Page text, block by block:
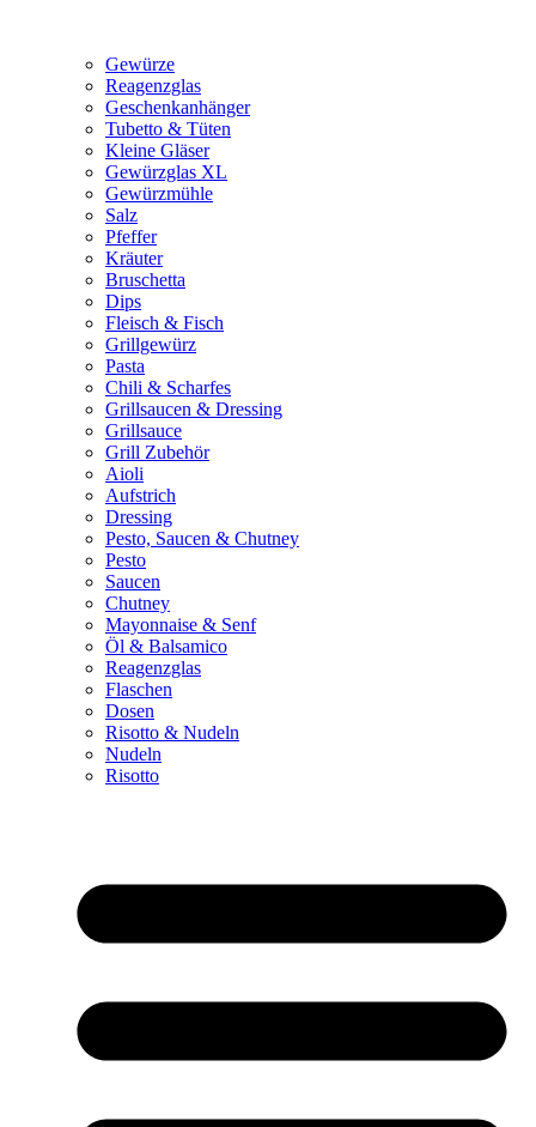
Gewürze
Reagenzglas
Geschenkanhänger
Tubetto & Tüten
Kleine Gläser
Gewürzglas XL
Gewürzmühle
Salz
Pfeffer
Kräuter
Bruschetta
Dips
Fleisch & Fisch
Grillgewürz
Pasta
Chili & Scharfes
Grillsaucen & Dressing
Grillsauce
Grill Zubehör
Aioli
Aufstrich
Dressing
Pesto, Saucen & Chutney
Pesto
Saucen
Chutney
Mayonnaise & Senf
Öl & Balsamico
Reagenzglas
Flaschen
Dosen
Risotto & Nudeln
Nudeln
Risotto